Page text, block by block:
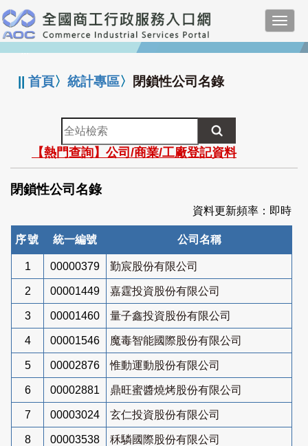
跳
到
主
要
:::
||首頁〉統計專區〉 閉鎖性公司名錄
全
站
檢
索
【熱門查詢】公司/商業/工廠登記資料
閉鎖性公司名錄
資料更新頻率：即時
序號 統一編號 公司名稱
1 00000379 勤宸股份有限公司
2 00001449 嘉霆投資股份有限公司
3 00001460 量子鑫投資股份有限公司
4 00001546 魔毒智能國際股份有限公司
5 00002876 惟動運動股份有限公司
6 00002881 鼎旺蜜醬燒烤股份有限公司
7 00003024 玄仁投資股份有限公司
8 00003538 秝驎國際股份有限公司